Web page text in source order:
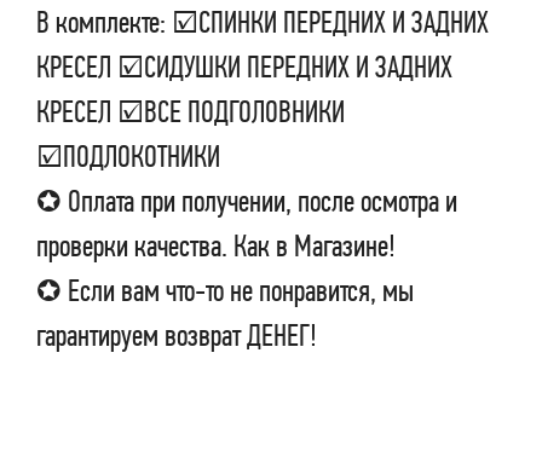
В комплекте: ☑СПИНКИ ПЕРЕДНИХ И ЗАДНИХ
КРЕСЕЛ ☑СИДУШКИ ПЕРЕДНИХ И ЗАДНИХ
КРЕСЕЛ ☑ВСЕ ПОДГОЛОВНИКИ
☑ПОДЛОКОТНИКИ
✪ Оплата при получении, после осмотра и
проверки качества. Как в Магазине!
✪ Если вам что-то не понравится, мы
гарантируем возврат ДЕНЕГ!